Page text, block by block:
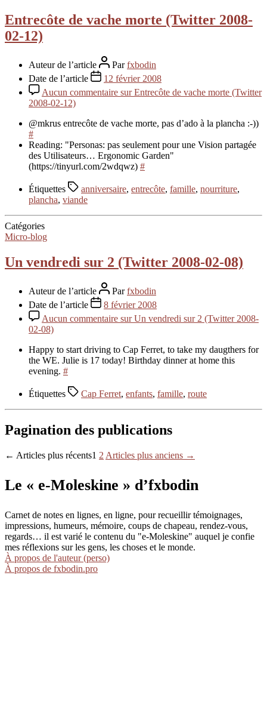
Entrecôte de vache morte (Twitter 2008-
02-12)
Auteur de l’article Parfxbodin
Date de l’article
12 février 2008
Aucun commentaire sur Entrecôte de vache morte (Twitter
2008-02-12)
@mkrus entrecôte de vache morte, pas d’ado à la plancha :-))
#
Reading: "Personas: pas seulement pour une Vision partagée
des Utilisateurs… Ergonomic Garden"
(https://tinyurl.com/2wdqwz) #
Étiquettes anniversaire, entrecôte, famille, nourriture,
plancha, viande
Catégories
Micro-blog
Un vendredi sur 2 (Twitter 2008-02-08)
Auteur de l’article Parfxbodin
Date de l’article
8 février 2008
Aucun commentaire sur Un vendredi sur 2 (Twitter 2008-
02-08)
Happy to start driving to Cap Ferret, to take my daugthers for
the WE. Julie is 17 today! Birthday dinner at home this
evening. #
Étiquettes Cap Ferret, enfants, famille, route
Pagination des publications
← Articles plus récents1 2 Articles plus anciens →
Le « e-Moleskine » d’fxbodin
Carnet de notes en lignes, en ligne, pour recueillir témoignages,
impressions, humeurs, mémoire, coups de chapeau, rendez-vous,
regards… il est varié le contenu du "e-Moleskine" auquel je confie
mes réflexions sur les gens, les choses et le monde.
À propos de l'auteur (perso)
À propos de fxbodin.pro